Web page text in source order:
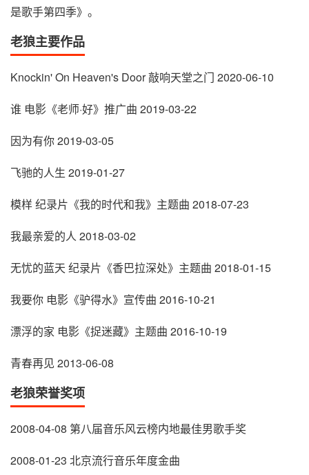
是歌手第四季》。
老狼主要作品
Knockin' On Heaven's Door 敲响天堂之门 2020-06-10
谁 电影《老师·好》推广曲 2019-03-22
因为有你 2019-03-05
飞驰的人生 2019-01-27
模样 纪录片《我的时代和我》主题曲 2018-07-23
我最亲爱的人 2018-03-02
无忧的蓝天 纪录片《香巴拉深处》主题曲 2018-01-15
我要你 电影《驴得水》宣传曲 2016-10-21
漂浮的家 电影《捉迷藏》主题曲 2016-10-19
青春再见 2013-06-08
老狼荣誉奖项
2008-04-08 第八届音乐风云榜内地最佳男歌手奖
2008-01-23 北京流行音乐年度金曲